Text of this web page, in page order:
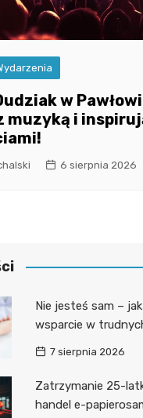
w
muzyką i
6 sierpnia 2026
Nie jesteś sam –
wsparcie w
7 sierpnia 2026
Zatrzymanie 25-
handel e-